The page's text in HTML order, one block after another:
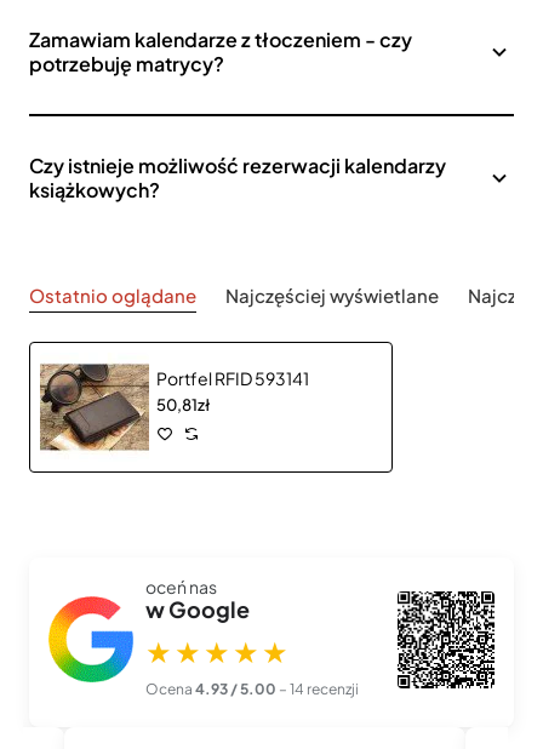
Zamawiam kalendarze z tłoczeniem - czy
potrzebuję matrycy?
Czy istnieje możliwość rezerwacji kalendarzy
książkowych?
Ostatnio oglądane Najczęściej wyświetlane
Portfel RFID 593141
50,81zł
oceń nas
w Google
★★★★★
Ocena 4.93 / 5.00 – 14 recenzji